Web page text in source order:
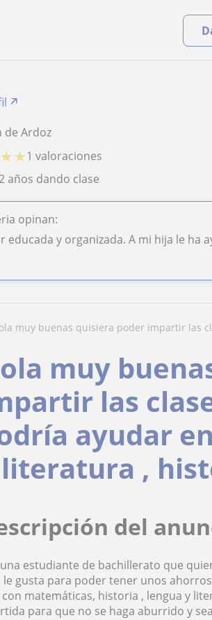
de Ardoz
★ ★1 valoraciones
2 años dando clase
opinan:
educada y organizada. A mi hija le
hola muy buenas quisiera poder impartir las
muy
las
ayudar
,
del
estudiante de bachillerato que
le gusta para poder tener unos
con matemáticas, historia , lengua y
para que no se haga aburrido y